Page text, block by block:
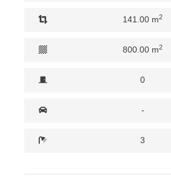
141.00 m2
800.00 m2
0
-
3